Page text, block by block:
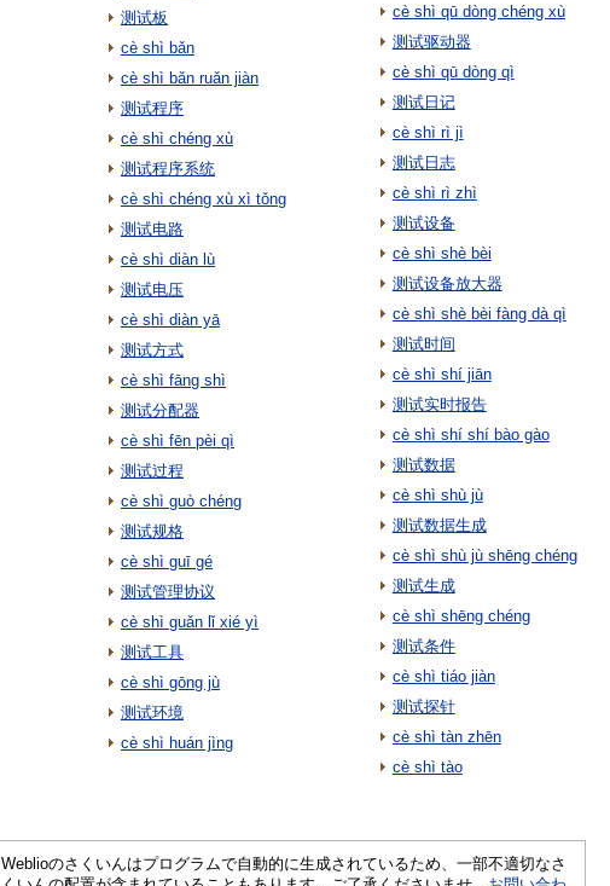
测试板
cè shì bǎn
cè shì bǎn ruǎn jiàn
测试程序
cè shì chéng xù
测试程序系统
cè shì chéng xù xì tǒng
测试电路
cè shì diàn lù
测试电压
cè shì diàn yā
测试方式
cè shì fāng shì
测试分配器
cè shì fēn pèi qì
测试过程
cè shì guò chéng
测试规格
cè shì guī gé
测试管理协议
cè shì guǎn lǐ xié yì
测试工具
cè shì gōng jù
测试环境
cè shì huán jìng
cè shì qū dòng chéng xù
测试驱动器
cè shì qū dòng qì
测试日记
cè shì rì jì
测试日志
cè shì rì zhì
测试设备
cè shì shè bèi
测试设备放大器
cè shì shè bèi fàng dà qì
测试时间
cè shì shí jiān
测试实时报告
cè shì shí shí bào gào
测试数据
cè shì shù jù
测试数据生成
cè shì shù jù shēng chéng
测试生成
cè shì shēng chéng
测试条件
cè shì tiáo jiàn
测试探针
cè shì tàn zhēn
cè shì tào
Weblioのさくいんはプログラムで自動的に生成されているため、一部不適切なさ